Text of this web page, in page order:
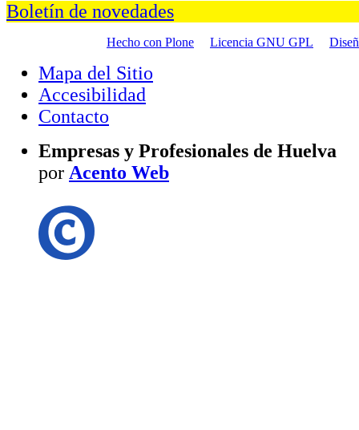
Boletín de novedades
Hecho con Plone Licencia GNU GPL
Mapa del Sitio
Accesibilidad
Contacto
Empresas y Profesionales de Huelva
por Acento Web